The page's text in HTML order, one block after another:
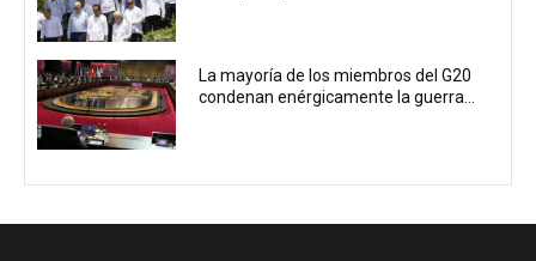
La mayoría de los miembros del G20
condenan enérgicamente la guerra...